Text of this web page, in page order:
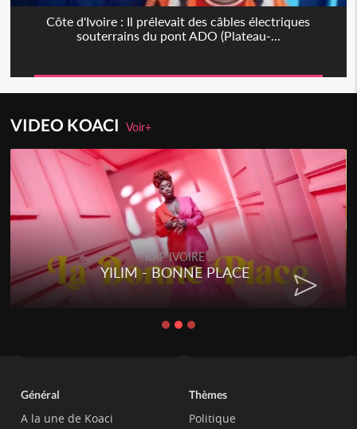
Côte d'Ivoire : Il prélevait des câbles électriques
souterrains du pont ADO (Plateau-...
VIDEO KOACIVoir+
RAP IVOIRE
RENARD BARAKISSA - DOS DE
CHAT
Général
A la une de Koaci
Thèmes
Politique